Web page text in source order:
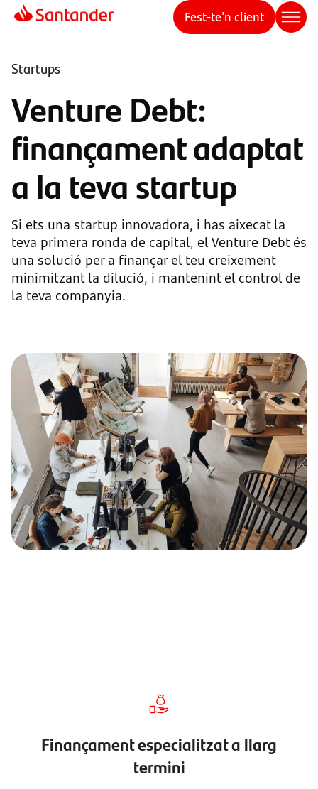
Fest-te'n client
Startups
Venture Debt:
finançament adaptat
a la teva startup
Si ets una startup innovadora, i has aixecat la
teva primera ronda de capital, el Venture Debt és
una solució per a finançar el teu creixement
minimitzant la dilució, i mantenint el control de
la teva companyia.
Finançament especialitzat a llarg
termini